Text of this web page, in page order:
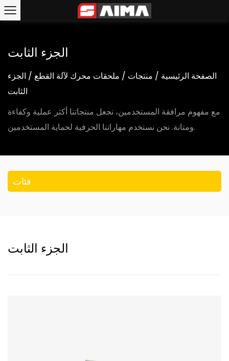
الجزء الثابت
الصفحة الرئيسية / منتجات / ملحقات محرك لآلة القطع / الجزء
الثابت
مع مفهوم مرافقة المستخدمين، نجعل منتجاتنا أكثر عملية وكفاءة
ومتانة. نحن نستخدم مهاراتنا الحرفية لحماية المستخدمين.
فئات
الجزء الثابت